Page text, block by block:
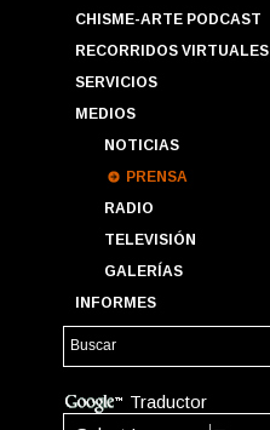
CHISME-ARTE PODCAST
RECORRIDOS VIRTUALES
SERVICIOS
MEDIOS
NOTICIAS
PRENSA
RADIO
TELEVISIÓN
GALERÍAS
INFORMES
Traductor